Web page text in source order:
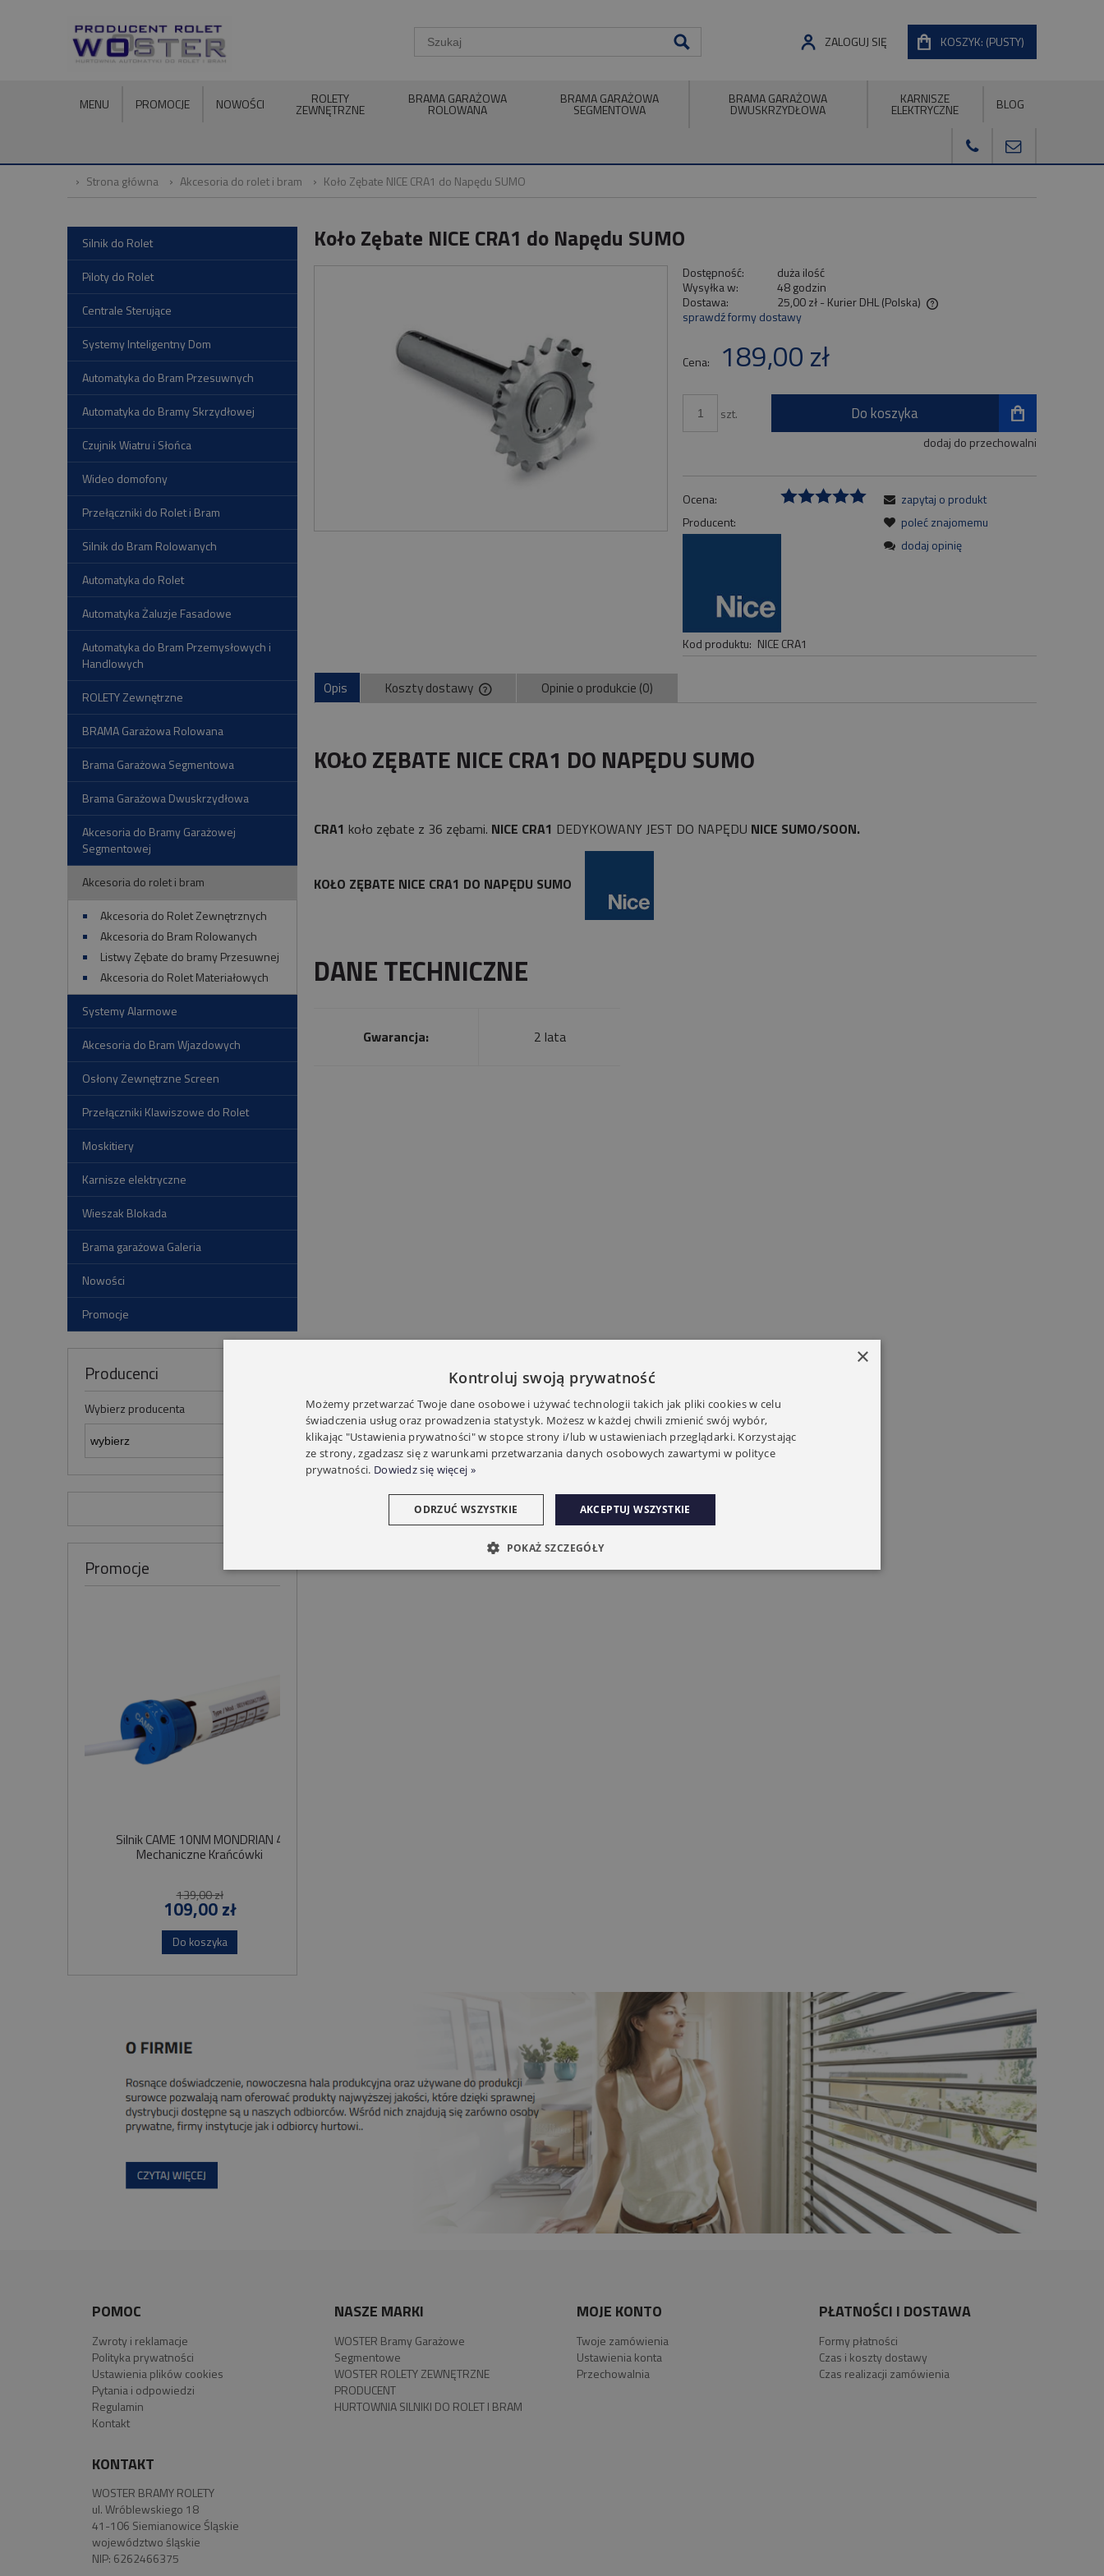
KOSZYK: (PUSTY)
ZALOGUJ SIĘ
MENU PROMOCJE NOWOŚCI ROLETY
ZEWNĘTRZNE
BRAMA GARAŻOWA
ROLOWANA
BRAMA GARAŻOWA
SEGMENTOWA
BRAMA GARAŻOWA
DWUSKRZYDŁOWA
KARNISZE
ELEKTRYCZNE BLOG
Strona główna Akcesoria do rolet i bram Koło Zębate NICE CRA1 do Napędu SUMO
Silnik do Rolet
Piloty do Rolet
Centrale Sterujące
Systemy Inteligentny Dom
Automatyka do Bram Przesuwnych
Automatyka do Bramy Skrzydłowej
Czujnik Wiatru i Słońca
Wideo domofony
Przełączniki do Rolet i Bram
Silnik do Bram Rolowanych
Automatyka do Rolet
Automatyka Żaluzje Fasadowe
Automatyka do Bram Przemysłowych i
Handlowych
ROLETY Zewnętrzne
BRAMA Garażowa Rolowana
Brama Garażowa Segmentowa
Brama Garażowa Dwuskrzydłowa
Akcesoria do Bramy Garażowej
Segmentowej
Akcesoria do rolet i bram
Akcesoria do Rolet Zewnętrznych
Akcesoria do Bram Rolowanych
Listwy Zębate do bramy Przesuwnej
Akcesoria do Rolet Materiałowych
Systemy Alarmowe
Akcesoria do Bram Wjazdowych
Osłony Zewnętrzne Screen
Przełączniki Klawiszowe do Rolet
Moskitiery
Karnisze elektryczne
Wieszak Blokada
Brama garażowa Galeria
Nowości
Promocje
Producenci
Wybierz producenta
Promocje
Silnik CAME 10NM MONDRIAN 4
Mechaniczne Krańcówki
139,00 zł
109,00 zł
Do koszyka
Koło Zębate NICE CRA1 do Napędu SUMO
Dostępność:
duża ilość
Wysyłka w:
48 godzin
Dostawa:
25,00 zł- Kurier DHL(Polska)
płatności
sprawdź formy dostawy
Cena: 189,00 zł
szt. Do koszyka
dodaj do przechowalni
Ocena:
Producent:
Kod produktu: NICE CRA1
zapytaj o produkt
poleć znajomemu
dodaj opinię
Opis Koszty dostawy Opinie o produkcie (0)
KOŁO ZĘBATE NICE CRA1 DO NAPĘDU SUMO
CRA1 koło zębate z 36 zębami. NICE CRA1 DEDYKOWANY JEST DO NAPĘDU NICE SUMO/SOON.
KOŁO ZĘBATE NICE CRA1 DO NAPĘDU SUMO
DANE TECHNICZNE
Gwarancja: 2 lata
POMOC
Zwroty i reklamacje
Polityka prywatności
Ustawienia plików cookies
Pytania i odpowiedzi
Regulamin
Kontakt
NASZE MARKI
WOSTER Bramy Garażowe
Segmentowe
WOSTER ROLETY ZEWNĘTRZNE
PRODUCENT
HURTOWNIA SILNIKI DO ROLET I BRAM
MOJE KONTO
Twoje zamówienia
Ustawienia konta
Przechowalnia
PŁATNOŚCI I DOSTAWA
Formy płatności
Czas i koszty dostawy
Czas realizacji zamówienia
KONTAKT
WOSTER BRAMY ROLETY
ul. Wróblewskiego 18
41-106 Siemianowice Śląskie
województwo śląskie
NIP: 6262466375
×
Kontroluj swoją prywatność
Możemy przetwarzać Twoje dane osobowe i używać technologii takich jak pliki cookies w celu
świadczenia usług oraz prowadzenia statystyk. Możesz w każdej chwili zmienić swój wybór,
klikając "Ustawienia prywatności" w stopce strony i/lub w ustawieniach przeglądarki. Korzystając
ze strony, zgadzasz się z warunkami przetwarzania danych osobowych zawartymi w polityce
prywatności. Dowiedz się więcej »
AKCEPTUJ WSZYSTKIE
ODRZUĆ WSZYSTKIE
POKAŻ SZCZEGÓŁY